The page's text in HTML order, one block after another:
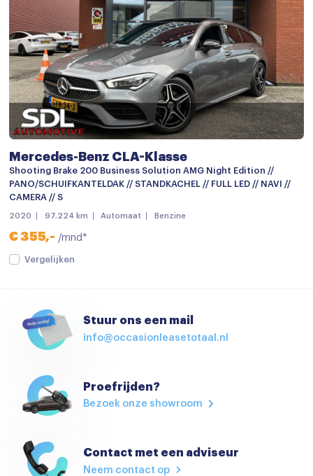
Cruise control
Cruisecontrol
Elektrische handrem
Hoofdsteunen achter
Keyless start
keyless start
Lederen stuurwiel
Lederen versnellingspook
Passagiersstoel in hoogte verstelbaar
Regensensor
Sportstuur
Stoelverwarming
Stuurbekrachtiging
Virtual cockpit
Voorstoelen verwarmd
Zwarte hemelbekleding
Start/stop systeem
Mercedes-Benz CLA-Klasse
Shooting Brake 200 Business Solution AMG Night Edition //
PANO/SCHUIFKANTELDAK // STANDKACHEL // FULL LED // NAVI //
CAMERA // S
2020 97.224 km Automaat Benzine
€ 355,- /mnd*
Vergelijken
Stuur ons een mail
info@occasionleasetotaal.nl
Proefrijden?
Bezoek onze showroom
Contact met een adviseur
Neem contact op